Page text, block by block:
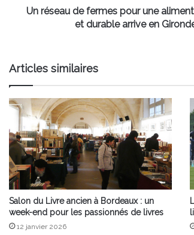
durableUn réseau de fermes pour une
et durable arrive en
Articles similaires
Salon du Livre ancien à Bordeaux : un
week-end pour les passionnés de livres
12 janvier 2026